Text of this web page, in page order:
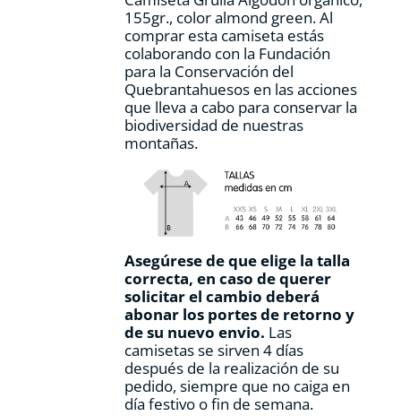
155gr., coloralmond green.Al
comprar esta camiseta estás
colaborando con la Fundación
para la Conservación del
Quebrantahuesos en las acciones
que lleva a cabo para conservar la
biodiversidad de nuestras
montañas.
Asegúrese de que elige la talla
correcta, en caso de querer
solicitar el cambio deberá
abonar los portes de retorno y
de su nuevo envio. Las
camisetas se sirven 4 días
después de la realización de su
pedido, siempre que no caiga en
día festivo o fin de semana.